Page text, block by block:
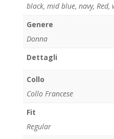
black, mid blue, navy, Red,
Genere
Donna
Dettagli
Collo
Collo Francese
Fit
Regular